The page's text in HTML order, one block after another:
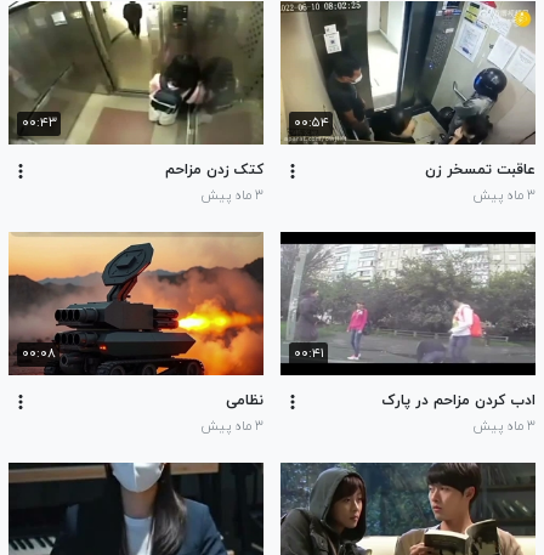
۰۰:۵۴
عاقبت تمسخر زن
۳ ماه پیش
۰۰:۴۳
کتک زدن مزاحم
۳ ماه پیش
۰۰:۴۱
ادب کردن مزاحم در پارک
۳ ماه پیش
۰۰:۰۸
نظامی
۳ ماه پیش